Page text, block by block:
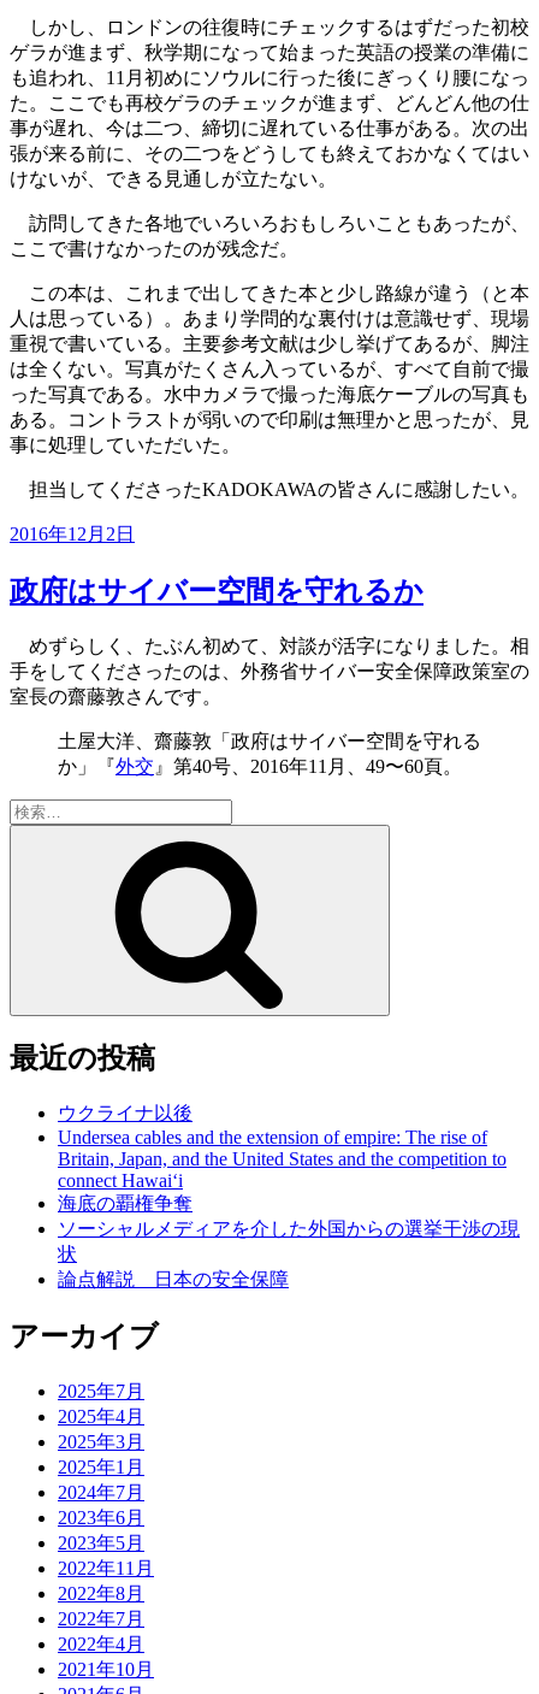
しかし、ロンドンの往復時にチェックするはずだった初校
ゲラが進まず、秋学期になって始まった英語の授業の準備に
も追われ、11月初めにソウルに行った後にぎっくり腰になっ
た。ここでも再校ゲラのチェックが進まず、どんどん他の仕
事が遅れ、今は二つ、締切に遅れている仕事がある。次の出
張が来る前に、その二つをどうしても終えておかなくてはい
けないが、できる見通しが立たない。
訪問してきた各地でいろいろおもしろいこともあったが、
ここで書けなかったのが残念だ。
この本は、これまで出してきた本と少し路線が違う（と本
人は思っている）。あまり学問的な裏付けは意識せず、現場
重視で書いている。主要参考文献は少し挙げてあるが、脚注
は全くない。写真がたくさん入っているが、すべて自前で撮
った写真である。水中カメラで撮った海底ケーブルの写真も
ある。コントラストが弱いので印刷は無理かと思ったが、見
事に処理していただいた。
担当してくださったKADOKAWAの皆さんに感謝したい。
投
日:
2016年12月2日
政府はサイバー空間を守れるか
めずらしく、たぶん初めて、対談が活字になりました。相
手をしてくださったのは、外務省サイバー安全保障政策室の
室長の齋藤敦さんです。
土屋大洋、齋藤敦「政府はサイバー空間を守れる
か」『外交 』第40号、2016年11月、49〜60頁。
検
索:
最近の投稿
ウクライナ以後
Undersea cables and the extension of empire: The rise of
Britain, Japan, and the United States and the competition to
connect Hawai‘i
海底の覇権争奪
ソーシャルメディアを介した外国からの選挙干渉の現
状
論点解説 日本の安全保障
アーカイブ
2025年7月
2025年4月
2025年3月
2025年1月
2024年7月
2023年6月
2023年5月
2022年11月
2022年8月
2022年7月
2022年4月
2021年10月